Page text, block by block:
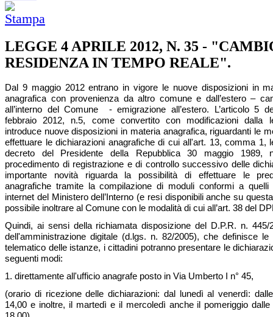
LEGGE 4 APRILE 2012, N. 35 -
RESIDENZA IN TEMPO REALE".
Dal 9 maggio 2012 entrano in vigore le nuove disposizioni in
anagrafica con provenienza da altro comune e dall’estero –
all’interno del Comune - emigrazione all’estero. L’articolo 5
febbraio 2012, n.5, come convertito con modificazioni dalla
introduce nuove disposizioni in materia anagrafica, riguardanti le
effettuare le dichiarazioni anagrafiche di cui all'art. 13, comma 1,
decreto del Presidente della Repubblica 30 maggio 1989,
procedimento di registrazione e di controllo successivo delle
importante novità riguarda la possibilità di effettuare le
anagrafiche tramite la compilazione di moduli conformi a
internet del Ministero dell’Interno (e resi disponibili anche su
possibile inoltrare al Comune con le modalità di cui all’art. 38 del
Quindi, ai sensi della richiamata disposizione del D.P.R. n. 445/
dell'amministrazione digitale (d.lgs. n. 82/2005), che definisce le
telematico delle istanze, i cittadini potranno presentare le
seguenti modi:
1. direttamente all'ufficio anagrafe posto in Via Umberto I n° 45,
(orario di ricezione delle dichiarazioni: dal lunedì al venerdì:
14,00 e inoltre, il martedì e il mercoledì anche il pomeriggio